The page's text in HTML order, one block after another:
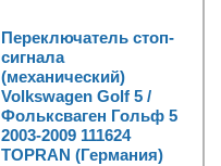
Переключатель стоп-
сигнала
(механический)
Volkswagen Golf 5 /
Фольксваген Гольф 5
2003-2009 111624
TOPRAN (Германия)